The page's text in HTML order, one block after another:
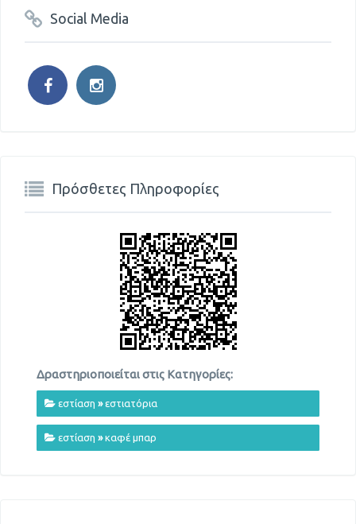
Social Media
Πρόσθετες Πληροφορίες
Δραστηριοποιείται στις Κατηγορίες:
εστίαση »εστιατόρια
εστίαση »καφέ μπαρ